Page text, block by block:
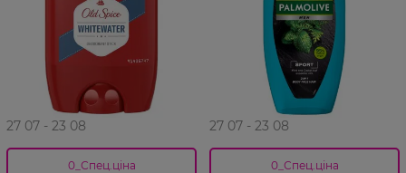
27 07 - 23 08
0_Спец.ціна
27 07 - 23 08
0_Спец.ціна